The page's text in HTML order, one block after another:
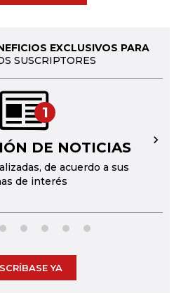
EXCLUSIVOS PARA
SUSCRIPTORES
1
DE NOTICIAS
de acuerdo a sus
de interés
→
YA